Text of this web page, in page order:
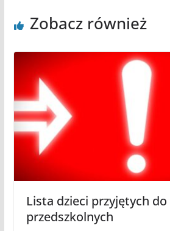
Zobacz również
Lista dzieci przyjętych do
przedszkolnych